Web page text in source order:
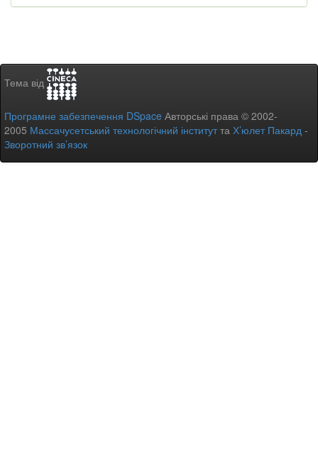
Тема від
Програмне забезпечення DSpace Авторські права © 2002-
2005 Массачусетський технологічний інститутта Х’юлет Пакард -
Зворотний зв’язок